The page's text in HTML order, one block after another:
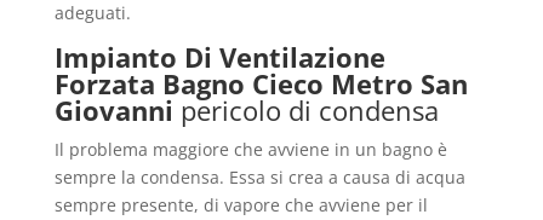
adeguati.
Impianto Di Ventilazione
Forzata Bagno Cieco Metro San
Giovanni pericolo di condensa
Il problema maggiore che avviene in un bagno è
sempre la condensa. Essa si crea a causa di acqua
sempre presente, di vapore che avviene per il